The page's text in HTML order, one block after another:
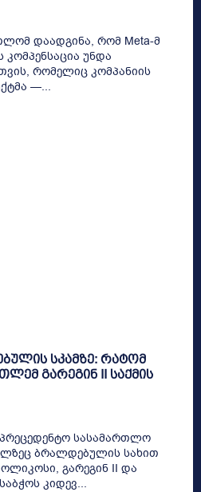
დაადგინა, რომ Meta-მ
უნდა
რომელიც კომპანიის
—...
სკამზე: რატომ
გარეგინ II საქმის
სასამართლო
ბრალდებულის სახით
გარეგინ II და
კიდევ...